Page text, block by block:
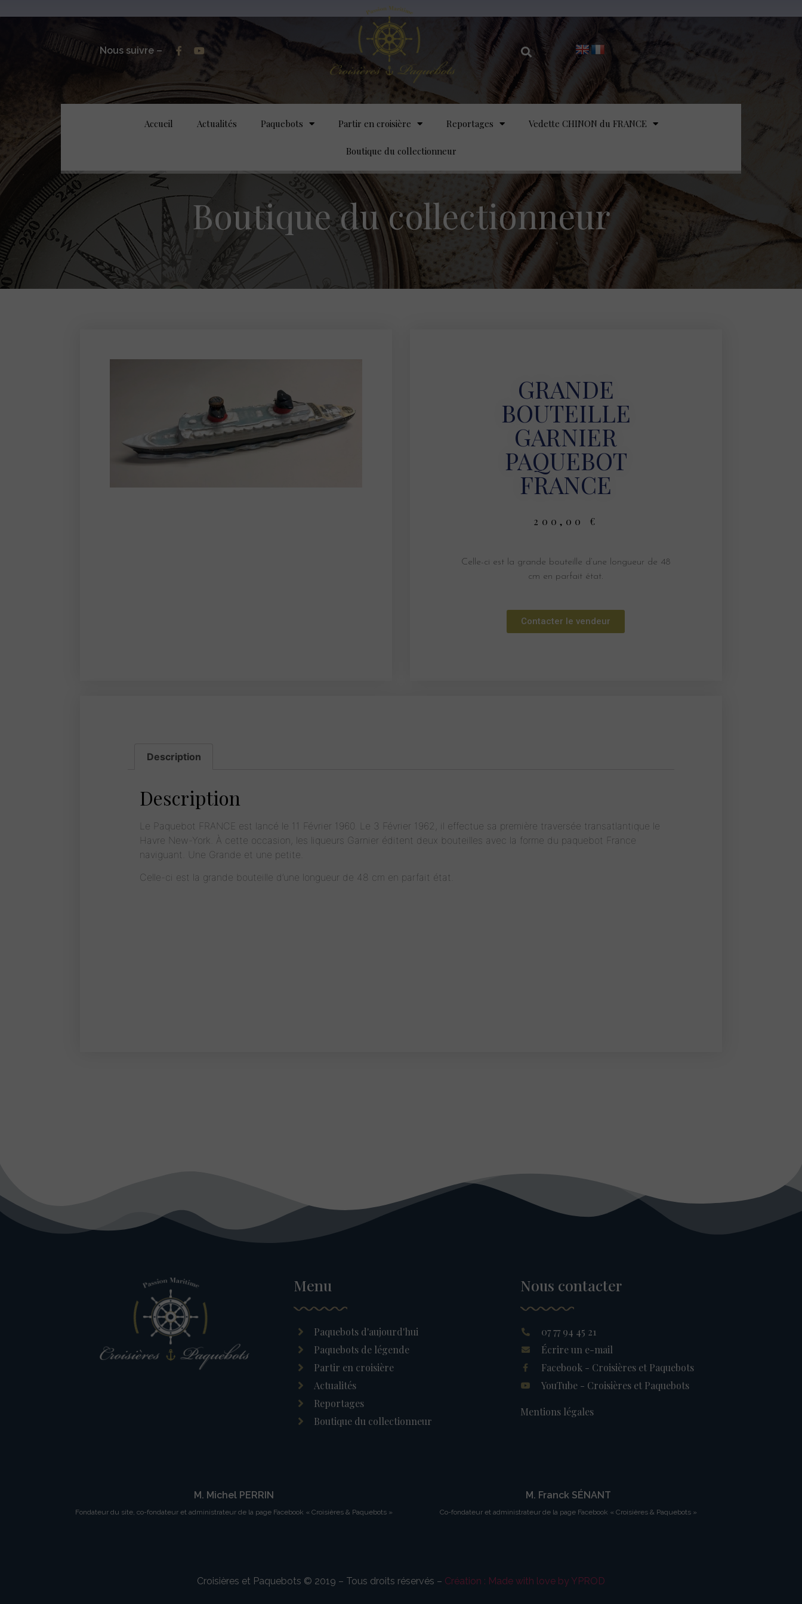
Nous suivre –
Accueil Actualités Paquebots Partir en croisière Reportages Vedette CHINON du FRANCE
Boutique du collectionneur
Boutique du collectionneur
GRANDE
BOUTEILLE
GARNIER
PAQUEBOT
FRANCE
200,00 €
Celle-ci est la grande bouteille d’une longueur de 48
cm en parfait état.
Contacter le vendeur
Description
Description
Le Paquebot FRANCE est lancé le 11 Février 1960. Le 3 Février 1962, il effectue sa première traversée transatlantique le
Havre New-York. À cette occasion, les liqueurs Garnier éditent deux bouteilles avec la forme du paquebot France
naviguant. Une Grande et une petite.
Celle-ci est la grande bouteille d’une longueur de 48 cm en parfait état.
Menu
Paquebots d'aujourd'hui
Paquebots de légende
Partir en croisière
Actualités
Reportages
Boutique du collectionneur
Nous contacter
07 77 94 45 21
Écrire un e-mail
Facebook - Croisières et Paquebots
YouTube - Croisières et Paquebots
Mentions légales
M. Michel PERRIN
Fondateur du site, co-fondateur et administrateur de la page Facebook « Croisières & Paquebots »
M. Franck SÉNANT
Co-fondateur et administrateur de la page Facebook « Croisières & Paquebots »
Croisières et Paquebots © 2019 – Tous droits réservés – Création : Made with love by YPROD